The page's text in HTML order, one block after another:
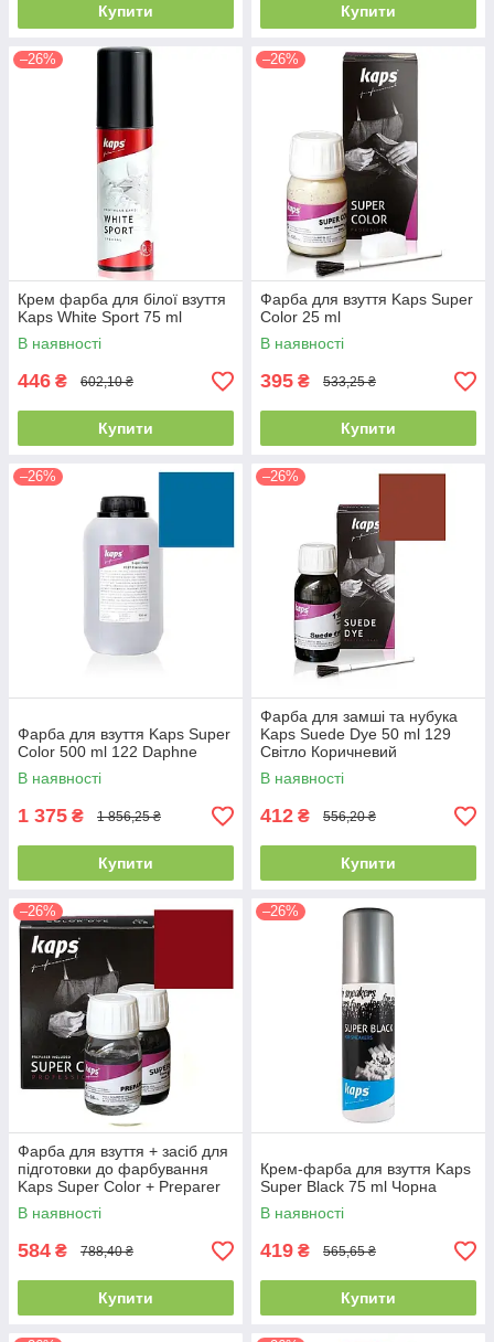
Купити Купити
–26%
Крем фарба для білої взуття
Kaps White Sport 75 ml
В наявності
446 ₴ 602,10 ₴
Купити
–26%
Фарба для взуття Kaps Super
Color 25 ml
В наявності
395 ₴ 533,25 ₴
Купити
–26%
Фарба для взуття Kaps Super
Color 500 ml 122 Daphne
В наявності
1 375 ₴ 1 856,25 ₴
Купити
–26%
Фарба для замші та нубука
Kaps Suede Dye 50 ml 129
Світло Коричневий
В наявності
412 ₴ 556,20 ₴
Купити
–26%
Фарба для взуття + засіб для
підготовки до фарбування
Kaps Super Color + Preparer
25 ml 112 Red
В наявності
584 ₴ 788,40 ₴
Купити
–26%
Крем-фарба для взуття Kaps
Super Black 75 ml Чорна
В наявності
419 ₴ 565,65 ₴
Купити